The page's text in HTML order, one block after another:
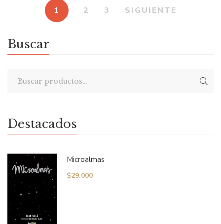
1 2 3 SIGUIENTE
Buscar
Destacados
Microalmas
$29.000